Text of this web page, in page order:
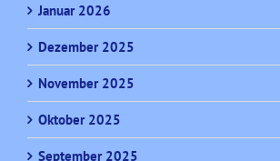
Januar 2026
Dezember 2025
November 2025
Oktober 2025
September 2025